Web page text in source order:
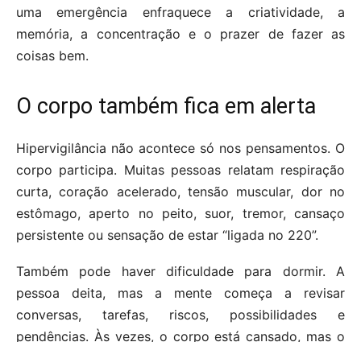
uma emergência enfraquece a criatividade, a
memória, a concentração e o prazer de fazer as
coisas bem.
O corpo também fica em alerta
Hipervigilância não acontece só nos pensamentos. O
corpo participa. Muitas pessoas relatam respiração
curta, coração acelerado, tensão muscular, dor no
estômago, aperto no peito, suor, tremor, cansaço
persistente ou sensação de estar “ligada no 220”.
Também pode haver dificuldade para dormir. A
pessoa deita, mas a mente começa a revisar
conversas, tarefas, riscos, possibilidades e
pendências. Às vezes, o corpo está cansado, mas o